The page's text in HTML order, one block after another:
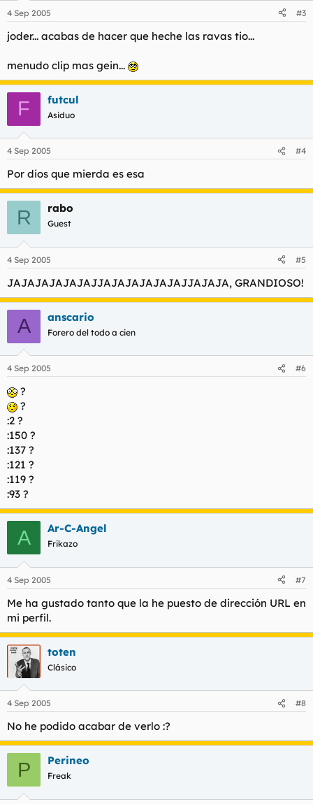
4 Sep 2005 #3
joder... acabas de hacer que heche las ravas tio...
menudo clip mas gein...
F futcul
Asiduo
4 Sep 2005 #4
Por dios que mierda es esa
R rabo
Guest
4 Sep 2005 #5
JAJAJAJAJAJAJJAJAJAJAJAJAJJAJAJA, GRANDIOSO!
A anscario
Forero del todo a cien
4 Sep 2005 #6
?
?
:2 ?
:150 ?
:137 ?
:121 ?
:119 ?
:93 ?
A Ar-C-Angel
Frikazo
4 Sep 2005 #7
Me ha gustado tanto que la he puesto de dirección URL en
mi perfil.
toten
Clásico
4 Sep 2005 #8
No he podido acabar de verlo :?
P Perineo
Freak